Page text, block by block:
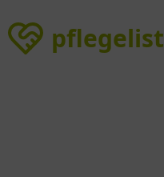
pflegelistpflegelist